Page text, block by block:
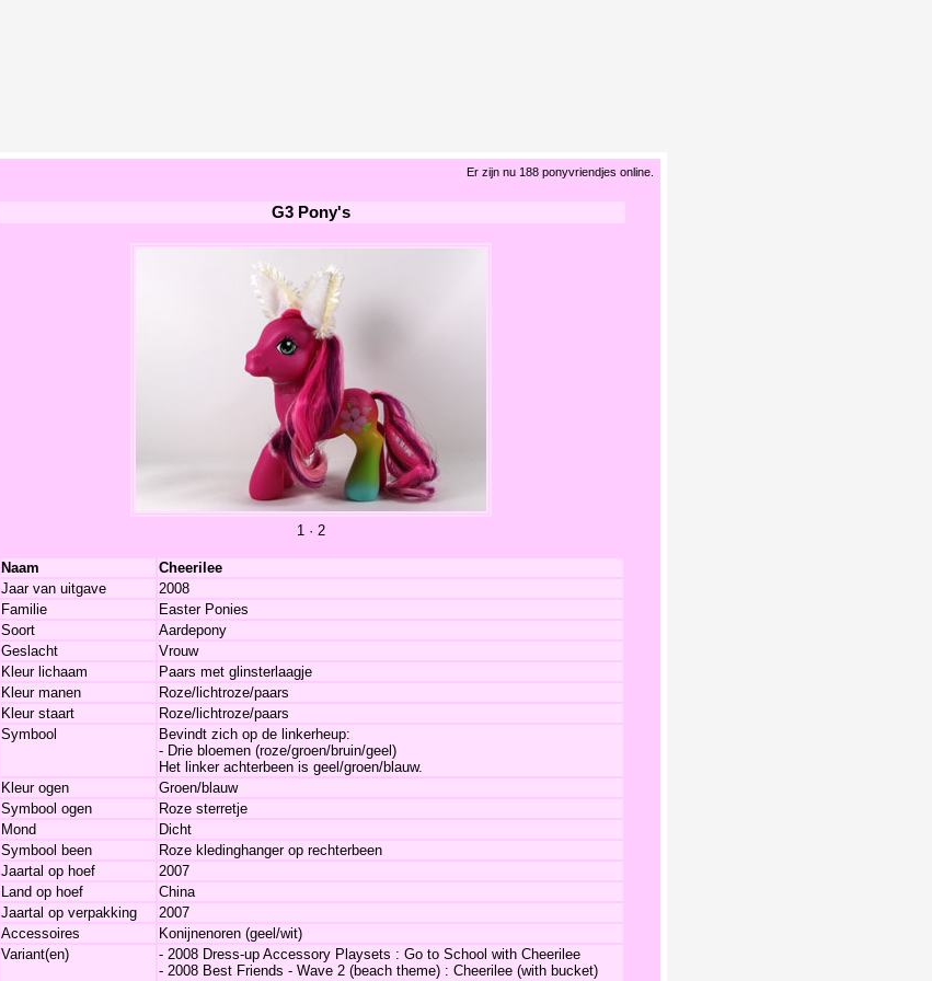
Er zijn nu 188 ponyvriendjes online.
G3 Pony's
1 · 2
Naam
Cheerilee
Jaar van uitgave
2008
Familie
Easter Ponies
Soort
Aardepony
Geslacht
Vrouw
Kleur lichaam
Paars met glinsterlaagje
Kleur manen
Roze/lichtroze/paars
Kleur staart
Roze/lichtroze/paars
Symbool
Bevindt zich op de linkerheup:
- Drie bloemen (roze/groen/bruin/geel)
Het linker achterbeen is geel/groen/blauw.
Kleur ogen
Groen/blauw
Symbool ogen
Roze sterretje
Mond
Dicht
Symbool been
Roze kledinghanger op rechterbeen
Jaartal op hoef
2007
Land op hoef
China
Jaartal op verpakking
2007
Accessoires
Konijnenoren (geel/wit)
Variant(en)
- 2008 Dress-up Accessory Playsets : Go to School with Cheerilee
- 2008 Best Friends - Wave 2 (beach theme) : Cheerilee (with bucket)